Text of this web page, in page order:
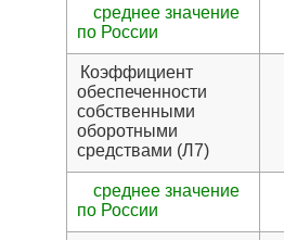
среднее значение
по России
Коэффициент
обеспеченности
собственными
оборотными
средствами (Л7)
среднее значение
по России